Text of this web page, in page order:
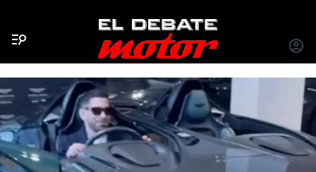
INICIAR